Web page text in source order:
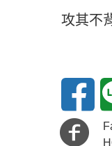
攻其不